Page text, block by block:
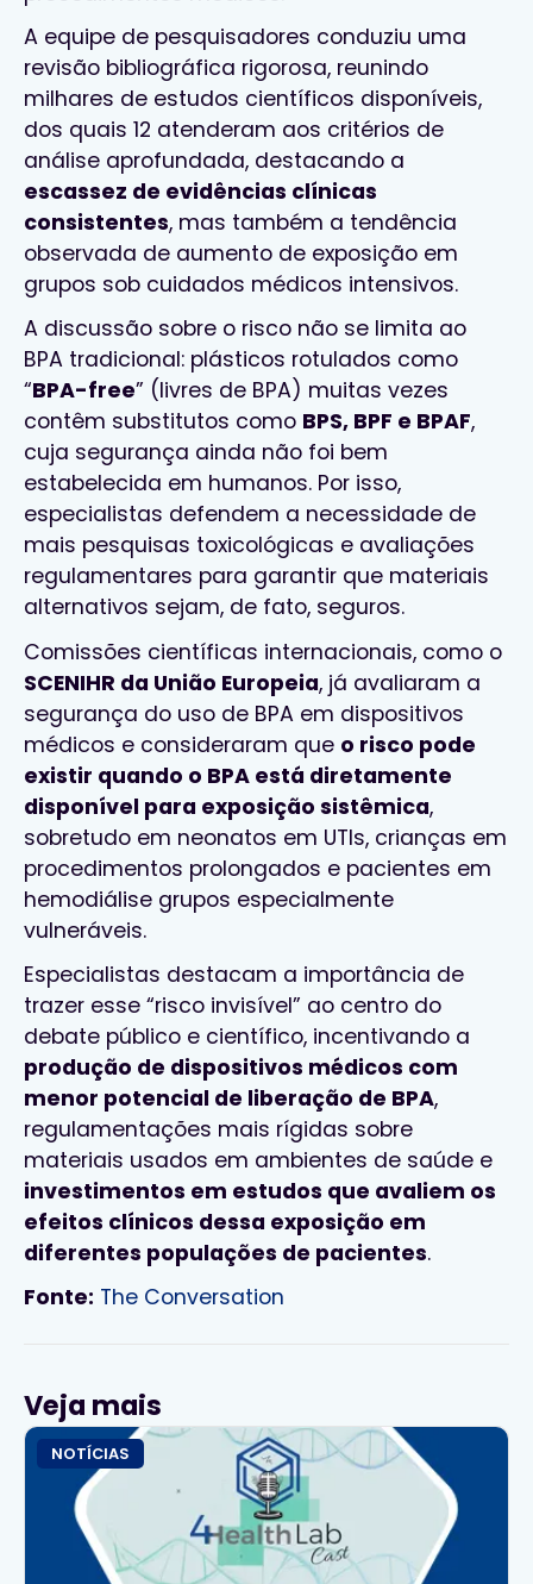
A equipe de pesquisadores conduziu uma
revisão bibliográfica rigorosa, reunindo
milhares de estudos científicos disponíveis,
dos quais 12 atenderam aos critérios de
análise aprofundada, destacando a
escassez de evidências clínicas
consistentes, mas também a tendência
observada de aumento de exposição em
grupos sob cuidados médicos intensivos.
A discussão sobre o risco não se limita ao
BPA tradicional: plásticos rotulados como
“BPA-free” (livres de BPA) muitas vezes
contêm substitutos como BPS, BPF e BPAF,
cuja segurança ainda não foi bem
estabelecida em humanos. Por isso,
especialistas defendem a necessidade de
mais pesquisas toxicológicas e avaliações
regulamentares para garantir que materiais
alternativos sejam, de fato, seguros.
Comissões científicas internacionais, como o
SCENIHR da União Europeia, já avaliaram a
segurança do uso de BPA em dispositivos
médicos e consideraram que o risco pode
existir quando o BPA está diretamente
disponível para exposição sistêmica,
sobretudo em neonatos em UTIs, crianças em
procedimentos prolongados e pacientes em
hemodiálise grupos especialmente
vulneráveis.
Especialistas destacam a importância de
trazer esse “risco invisível” ao centro do
debate público e científico, incentivando a
produção de dispositivos médicos com
menor potencial de liberação de BPA,
regulamentações mais rígidas sobre
materiais usados em ambientes de saúde e
investimentos em estudos que avaliem os
efeitos clínicos dessa exposição em
diferentes populações de pacientes.
Fonte: The Conversation
Veja mais
NOTÍCIAS